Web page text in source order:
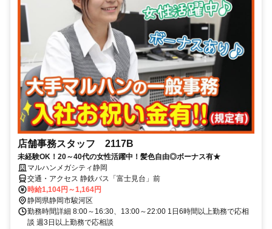
店舗事務スタッフ 2117B
未経験OK！20～40代の女性活躍中！髪色自由◎ボーナス有★
マルハンメガシティ静岡
交通・アクセス 静鉄バス「富士見台」前
時給1,104円～1,164円
静岡県静岡市駿河区
勤務時間詳細 8:00～16:30、13:00～22:00 1日6時間以上勤務で応相
談 週3日以上勤務で応相談